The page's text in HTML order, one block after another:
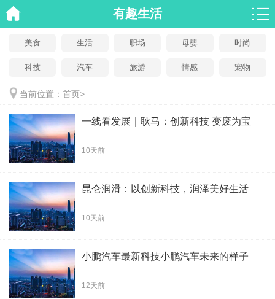
有趣生活
美食 生活 职场 母婴 时尚
科技 汽车 旅游 情感 宠物
当前位置： 首页>
一线看发展｜耿马：创新科技 变废为宝
10天前
昆仑润滑：以创新科技，润泽美好生活
10天前
小鹏汽车最新科技小鹏汽车未来的样子
12天前